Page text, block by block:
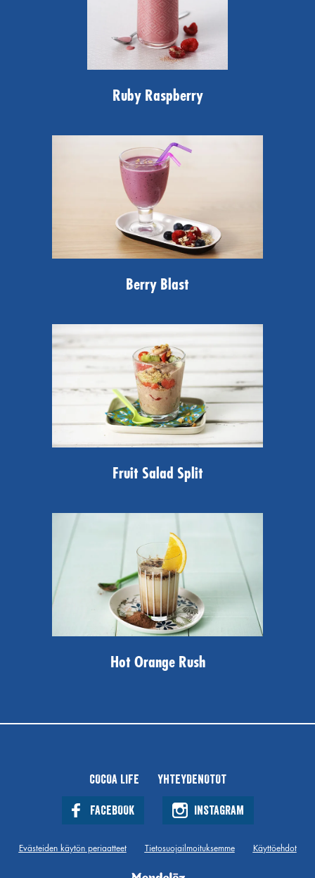
Ruby Raspberry
Berry Blast
Fruit Salad Split
Hot Orange Rush
COCOA LIFE YHTEYDENOTOT
FACEBOOK INSTAGRAM
Evästeiden käytön periaatteet Tietosuojailmoituksemme Käyttöehdot